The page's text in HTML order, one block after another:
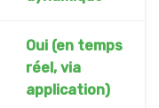
Oui (en temps
réel, via
application)